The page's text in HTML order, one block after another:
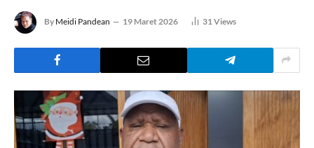
By Meidi Pandean 19 Maret 2026 31 Views